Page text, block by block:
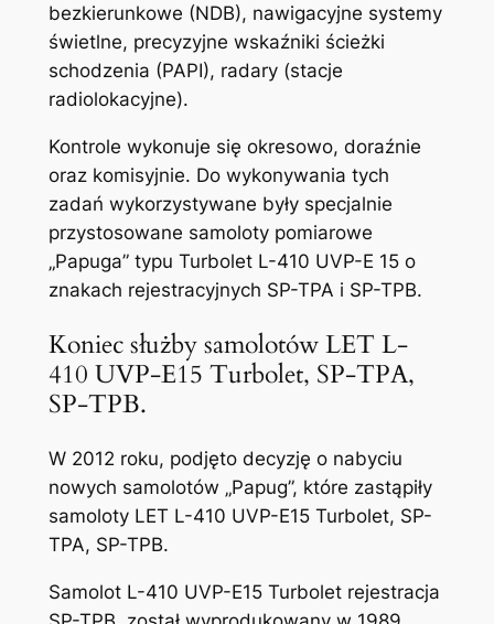
bezkierunkowe (NDB), nawigacyjne systemy
świetlne, precyzyjne wskaźniki ścieżki
schodzenia (PAPI), radary (stacje
radiolokacyjne).
Kontrole wykonuje się okresowo, doraźnie
oraz komisyjnie. Do wykonywania tych
zadań wykorzystywane były specjalnie
przystosowane samoloty pomiarowe
„Papuga” typu Turbolet L-410 UVP-E 15 o
znakach rejestracyjnych SP-TPA i SP-TPB.
Koniec służby samolotów LET L-
410 UVP-E15 Turbolet, SP-TPA,
SP-TPB.
W 2012 roku, podjęto decyzję o nabyciu
nowych samolotów „Papug”, które zastąpiły
samoloty LET L-410 UVP-E15 Turbolet, SP-
TPA, SP-TPB.
Samolot L-410 UVP-E15 Turbolet rejestracja